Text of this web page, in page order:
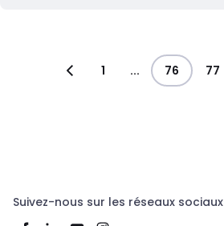
1 ... 76 77
Suivez-nous sur les réseaux sociaux